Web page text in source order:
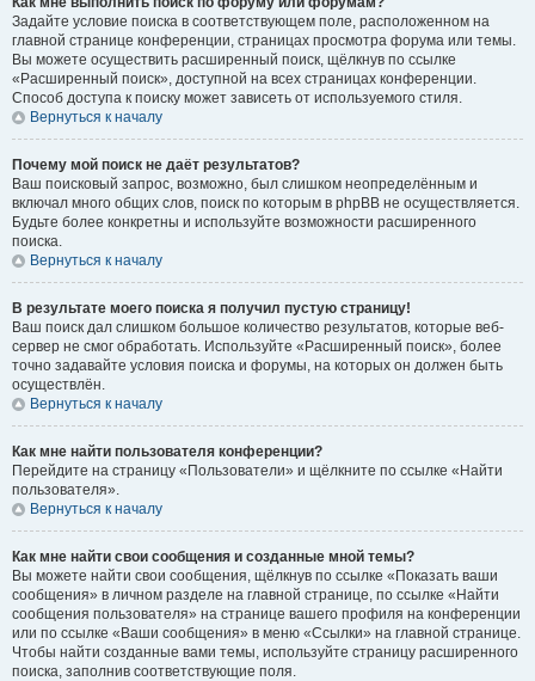
Задайте условие поиска в соответствующем поле, расположенном на
главной странице конференции, страницах просмотра форума или темы.
Вы можете осуществить расширенный поиск, щёлкнув по ссылке
«Расширенный поиск», доступной на всех страницах конференции.
Способ доступа к поиску может зависеть от используемого стиля.
Вернуться к началу
Почему мой поиск не даёт результатов?
Ваш поисковый запрос, возможно, был слишком неопределённым и
включал много общих слов, поиск по которым в phpBB не осуществляется.
Будьте более конкретны и используйте возможности расширенного
поиска.
Вернуться к началу
В результате моего поиска я получил пустую страницу!
Ваш поиск дал слишком большое количество результатов, которые веб-
сервер не смог обработать. Используйте «Расширенный поиск», более
точно задавайте условия поиска и форумы, на которых он должен быть
осуществлён.
Вернуться к началу
Как мне найти пользователя конференции?
Перейдите на страницу «Пользователи» и щёлкните по ссылке «Найти
пользователя».
Вернуться к началу
Как мне найти свои сообщения и созданные мной темы?
Вы можете найти свои сообщения, щёлкнув по ссылке «Показать ваши
сообщения» в личном разделе на главной странице, по ссылке «Найти
сообщения пользователя» на странице вашего профиля на конференции
или по ссылке «Ваши сообщения» в меню «Ссылки» на главной странице.
Чтобы найти созданные вами темы, используйте страницу расширенного
поиска, заполнив соответствующие поля.